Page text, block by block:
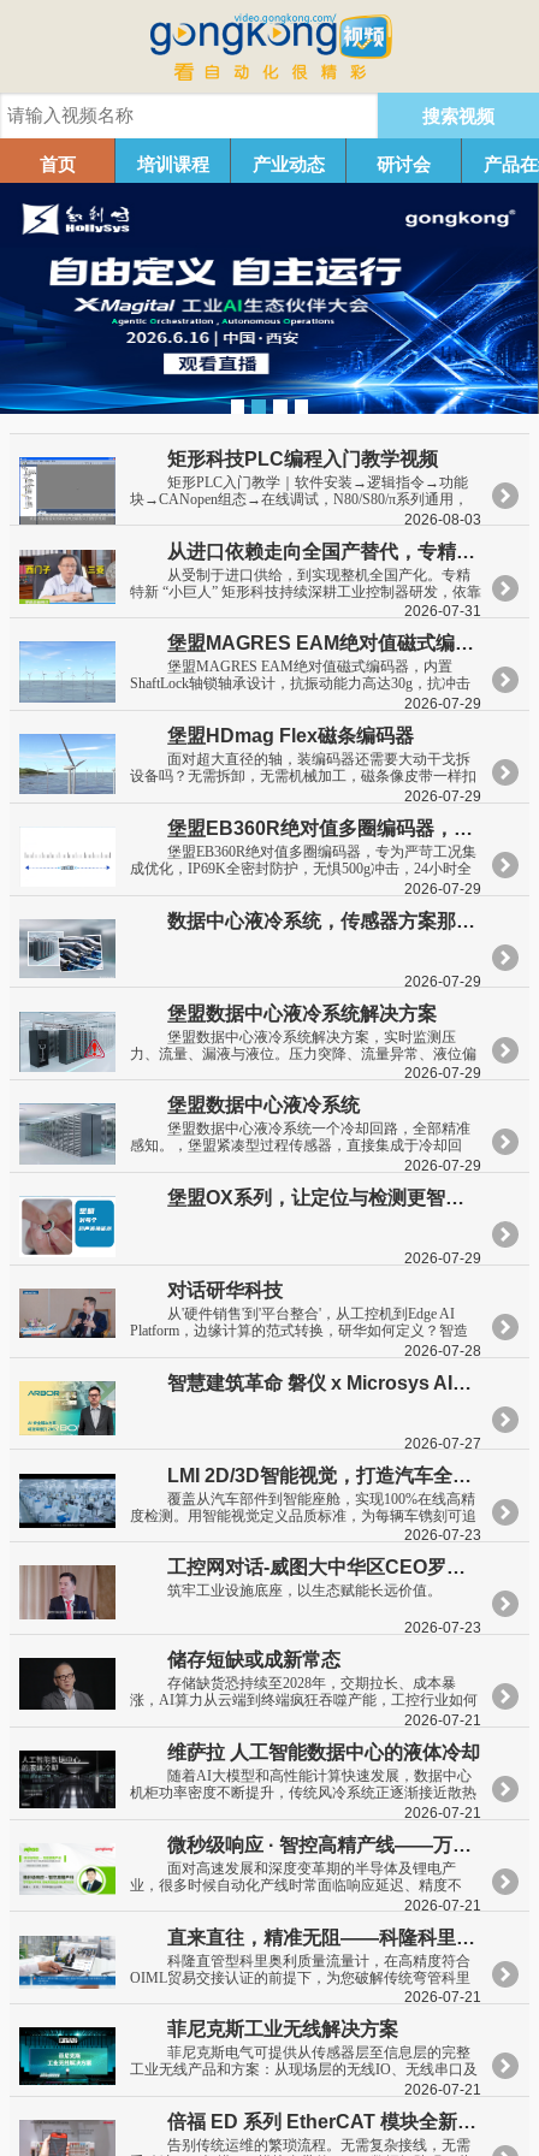
搜索视频
首页
培训课程 产业动态 研讨会 产品
矩形科技PLC编程入门教学视频
矩形PLC入门教学｜软件安装→逻辑指令→功能
块→CANopen组态→在线调试，N80/S80/π系列通用，
零基础跟练，配套VLadder例程与EDS，国产PLC上手。
2026-08-03
从进口依赖走向全国产替代，专精特新 “小巨人” 矩形科技，攻坚工业控制器自主化
从受制于进口供给，到实现整机全国产化。专精
特新 “小巨人” 矩形科技持续深耕工业控制器研发，依靠
全栈自研技术实力，奋力走出工业控制器产业自主创
2026-07-31
堡盟MAGRES EAM绝对值磁式编码器
堡盟MAGRES EAM绝对值磁式编码器，内置
ShaftLock轴锁轴承设计，抗振动能力高达30g，抗冲击
2026-07-29
堡盟HDmag Flex磁条编码器
面对超大直径的轴，装编码器还需要大动干戈拆
设备吗？无需拆卸，无需机械加工，磁条像皮带一样扣
2026-07-29
堡盟EB360R绝对值多圈编码器，专为严苛工况集成优化
堡盟EB360R绝对值多圈编码器，专为严苛工况集
成优化，IP69K全密封防护，无惧500g冲击，24小时全
2026-07-29
数据中心液冷系统，传感器方案那么多，堡盟好在哪儿？
2026-07-29
堡盟数据中心液冷系统解决方案
堡盟数据中心液冷系统解决方案，实时监测压
力、流量、漏液与液位。压力突降、流量异常、液位偏
低——泄漏前兆尽在掌握。提前预警，防患未然。紧凑
2026-07-29
堡盟数据中心液冷系统
堡盟数据中心液冷系统一个冷却回路，全部精准
感知。，堡盟紧凑型过程传感器，直接集成于冷却回
2026-07-29
堡盟OX系列，让定位与检测更智能、更简单
2026-07-29
对话研华科技
从'硬件销售'到'平台整合'，从工控机到Edge AI
Platform，边缘计算的范式转换，研华如何定义？智造
墅对话研华科技，围绕WEDA开发者架构，探讨跨芯片
1.0硬件适配走向2.0软硬件协同的进化逻辑。从'感知-决
策-执行'到Physical AI落地，边缘设备会成为产业智能化
2026-07-28
智慧建筑革命 磐仪 x Microsys AI安全解决方案将效率提高20%
2026-07-27
LMI 2D/3D智能视觉，打造汽车全流程一站式质检方案
覆盖从汽车部件到智能座舱，实现100%在线高精
度检测。用智能视觉定义品质标准，为每辆车镌刻可追
2026-07-23
工控网对话-威图大中华区CEO罗黎阳
筑牢工业设施底座，以生态赋能长远价值。
2026-07-23
储存短缺或成新常态
存储缺货恐持续至2028年，交期拉长、成本暴
涨，AI算力从云端到终端疯狂吞噬产能，工控行业如何
破局？工控网总裁潘英章对话威刚工控事业群副总经理
真实内情、中小工控企业备货策略、低价劣质存储避坑
指南，一线产业视角给出可落地的实战答案！
2026-07-21
维萨拉 人工智能数据中心的液体冷却
随着AI大模型和高性能计算快速发展，数据中心
机柜功率密度不断提升，传统风冷系统正逐渐接近散热
极限，液冷技术正加速成为AI数据中心的重要发展方
监测重点也随之发生变化。在液冷数据中心中，测量不
仅用于监控，更直接影响整个控制系统的运行效果。无
论是冷却液进出水温度、流量、压差，还是环境参数与
泄漏监测，每一个测量点都为控制系统提供关键输入。
只有长期稳定、准确可靠的测量数据，才能帮助运营人
员优化冷却策略、提高PUE和WUE表现，并实现更高
效、更可持续的数据中心运营。
2026-07-21
微秒级响应 · 智控高精产线——万可面向半导体·锂电高性能自动化解决方案
面对高速发展和深度变革期的半导体及锂电产
业，很多时候自动化产线时常面临响应延迟、精度不
足、严苛工况、多协议整合困难等痛难点。万可推出面
响应提升极限产能，高精度信号处理为设备提供可靠数
据支持，更强防护等级适应各类苛刻环境，助力企业实
现产能跃升与良率突破。
2026-07-21
直来直往，精准无阻——科隆科里奥利质量流量计直管解决方案
科隆直管型科里奥利质量流量计，在高精度符合
OIML贸易交接认证的前提下，为您破解传统弯管科里
奥利质量流量计难以应对的使用场合。其通经设计的直
护需求，尤其适合含固颗粒以及高粘度介质和需要自排
空的卫生应用以及安装受限的场景。配合（超级）双相
钢/钛/哈氏合金/钽的测量管材质和EGMTM含气管理技
术，亦适用于腐蚀性和含气应用中。为客户使用科里奥
利质量流量计提供更多解决方案。演讲人:侯得时-科隆
测量仪器（上海）有限公司 产品经理多年深耕工业过程
测量领域，精通科里奥利质量流量计在石化、化工、能
源、制药、食品与饮料等复杂工况下的选型、维护与诊
2026-07-21
菲尼克斯工业无线解决方案
菲尼克斯电气可提供从传感器层至信息层的完整
工业无线产品和方案：从现场层的无线IO、无线串口及
无线IO-LINK产品，到控制层及信息层的Wi-Fi 6无线以
NearFi无线供电和通讯产品。菲尼克斯电气为您提供一
站式工业无线解决方案，让无线通讯更便捷、更稳定、
2026-07-21
倍福 ED 系列 EtherCAT 模块全新升级 APP 智能诊断
告别传统运维的繁琐流程。无需复杂接线，无需